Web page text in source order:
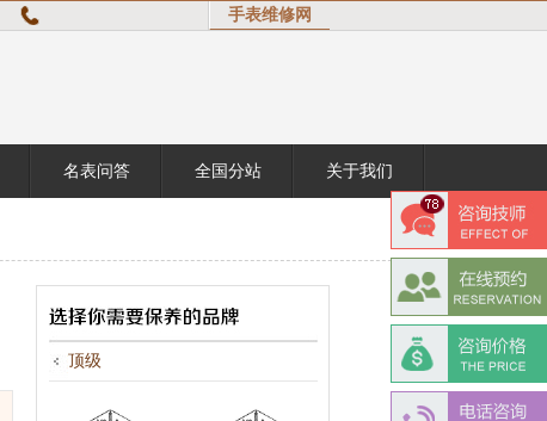
手表维修网
名表问答 全国分站 关于我们
顶级